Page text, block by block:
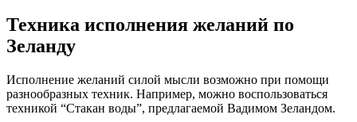
Техника исполнения желаний по
Зеланду
Исполнение желаний силой мысли возможно при помощи
разнообразных техник. Например, можно воспользоваться
техникой “Стакан воды”, предлагаемой Вадимом Зеландом.